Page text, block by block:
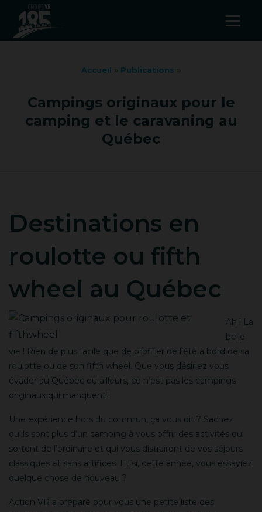
Accueil » Publications »
Campings originaux pour le
camping et le caravaning au
Québec
Destinations en
roulotte ou fifth
wheel au Québec
Ah ! La
belle
vie ! Rien de plus facile que de profiter de l’été à bord de sa
roulotte ou de son fifth wheel. Que vous désiriez vous
évader au Québec ou ailleurs, ce n’est pas les campings
originaux qui manquent !
Une expérience hors du commun, ça vous dit ? Sachez
qu’ils sont plus d’un camping à vous offrir des activités qui
sortent de l’ordinaire et qui vous distrairont de vos séjours
classiques et sans artifices. Et si, cette année, vous essayiez
quelque chose de nouveau ?
Action VR a préparé pour vous une petite liste des